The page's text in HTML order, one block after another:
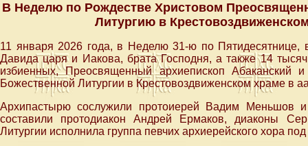
В Неделю по Рождестве Христовом
Литургию в
11 января 2026 года, в Неделю 31-ю по
Давида царя и Иакова, брата Господня, а также 14
избиенных, Преосвященный архиепископ Абаканский
Божественной Литургии в Крестовоздвиженском храме в
Архипастырю сослужили протоиерей Вадим Меньшов
составили протодиакон Андрей Ермаков, диаконы
Литургии исполнила группа певчих архиерейского хора